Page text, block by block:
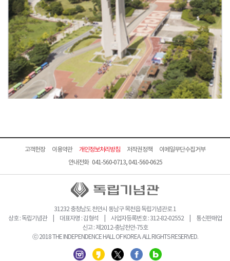
고객헌장 이용약관 개인정보처리방침 저작권정책
이메일무단수집거부
안내전화 041-560-0713, 041-560-0625
31232 충청남도 천안시 동남구 목천읍 독립기념관로 1
상호 : 독립기념관 | 대표자명 : 김형석 | 사업자등록번호 : 312-82-02552 | 통신판매업
신고 : 제2012-충남천안-75호
ⓒ 2018 THE INDEPENDENCE HALL OF KOREA. ALL RIGHTS RESERVED.